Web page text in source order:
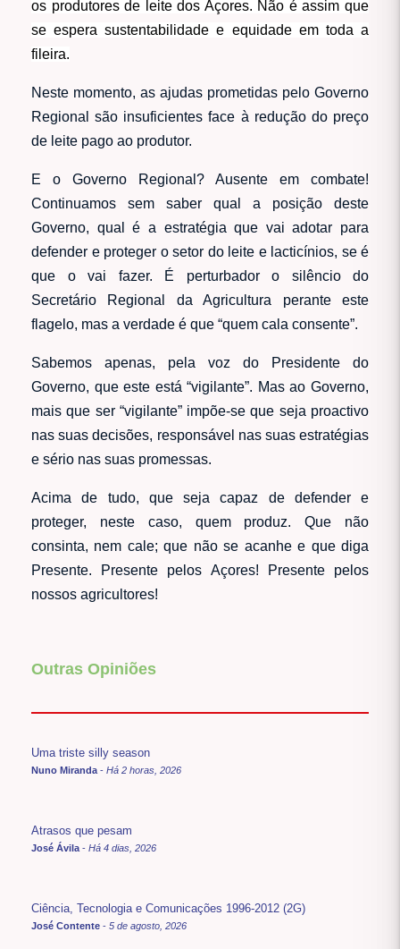
os produtores de leite dos Açores. Não é assim que
se espera sustentabilidade e equidade em toda a
fileira.
Neste momento, as ajudas prometidas pelo Governo
Regional são insuficientes face à redução do preço
de leite pago ao produtor.
E o Governo Regional? Ausente em combate!
Continuamos sem saber qual a posição deste
Governo, qual é a estratégia que vai adotar para
defender e proteger o setor do leite e lacticínios, se é
que o vai fazer. É perturbador o silêncio do
Secretário Regional da Agricultura perante este
flagelo, mas a verdade é que “quem cala consente”.
Sabemos apenas, pela voz do Presidente do
Governo, que este está “vigilante”. Mas ao Governo,
mais que ser “vigilante” impõe-se que seja proactivo
nas suas decisões, responsável nas suas estratégias
e sério nas suas promessas.
Acima de tudo, que seja capaz de defender e
proteger, neste caso, quem produz. Que não
consinta, nem cale; que não se acanhe e que diga
Presente. Presente pelos Açores! Presente pelos
nossos agricultores!
Outras Opiniões
Uma triste silly season
Nuno Miranda - Há 2 horas, 2026
Atrasos que pesam
José Ávila - Há 4 dias, 2026
Ciência, Tecnologia e Comunicações 1996-2012 (2G)
José Contente - 5 de agosto, 2026